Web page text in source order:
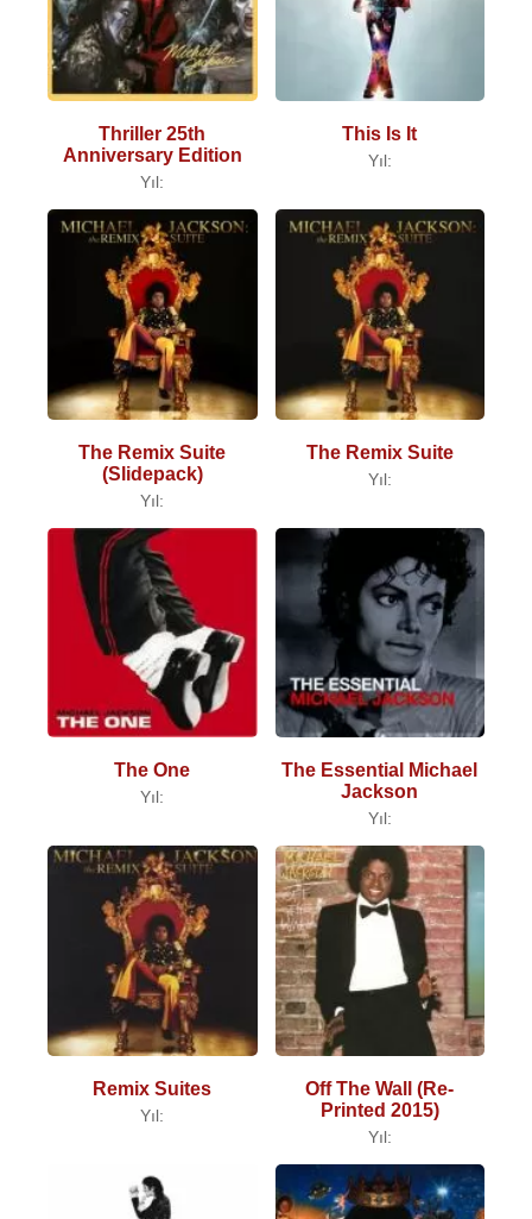
Thriller 25th
Anniversary Edition
Yıl:
This Is It
Yıl:
The Remix Suite
(Slidepack)
Yıl:
The Remix Suite
Yıl:
The One
Yıl:
The Essential Michael
Jackson
Yıl:
Remix Suites
Yıl:
Off The Wall (Re-
Printed 2015)
Yıl: